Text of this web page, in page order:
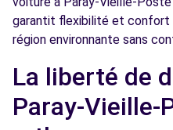
Voir l'agence
Free2Move Rent -
LE-ROI (C)
1 RUE DU DOCTEUR
CHOISY-LE-ROI, 94600
garantit flexibilité et confort
région environnante sans
La liberté de
Paray-Vieille-